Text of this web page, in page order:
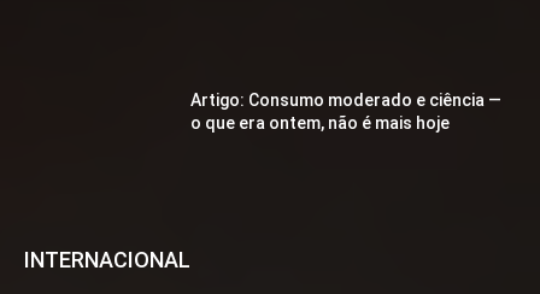
Artigo: Consumo moderado e ciência —
o que era ontem, não é mais hoje
INTERNACIONAL